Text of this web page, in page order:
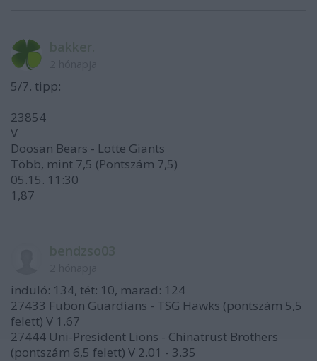
5/7. tipp:
23854
V
Doosan Bears - Lotte Giants
Több, mint 7,5 (Pontszám 7,5)
05.15. 11:30
1,87
induló: 134, tét: 10, marad: 124
27433 Fubon Guardians - TSG Hawks (pontszám 5,5
felett) V 1.67
27444 Uni-President Lions - Chinatrust Brothers
(pontszám 6,5 felett) V 2.01 - 3.35